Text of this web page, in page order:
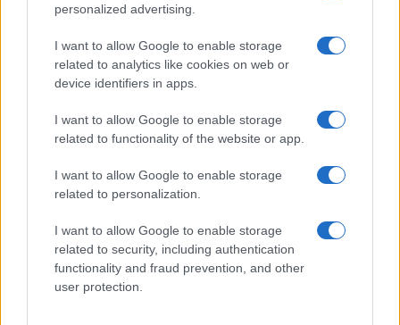
personalized advertising.
I want to allow Google to enable storage
related to analytics like cookies on web or
device identifiers in apps.
I want to allow Google to enable storage
related to functionality of the website or app.
I want to allow Google to enable storage
related to personalization.
I want to allow Google to enable storage
related to security, including authentication
functionality and fraud prevention, and other
user protection.
Copenhagen: un mix di comfort e stile
Matteo Pellegrino · 7 Ago 2026
BELLEZZA